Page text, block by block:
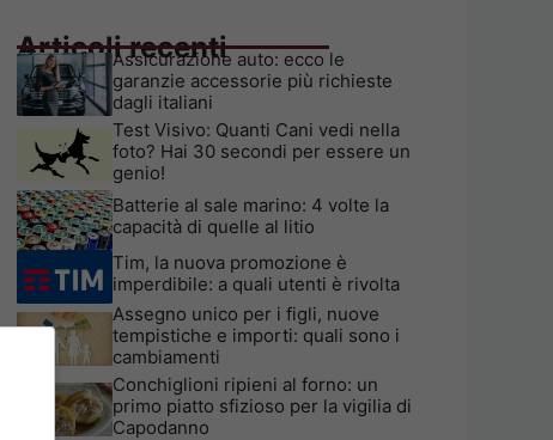
Articoli recenti
Assicurazione auto: ecco le
garanzie accessorie più richieste
dagli italiani
Test Visivo: Quanti Cani vedi nella
foto? Hai 30 secondi per essere un
genio!
Batterie al sale marino: 4 volte la
capacità di quelle al litio
Tim, la nuova promozione è
imperdibile: a quali utenti è rivolta
Assegno unico per i figli, nuove
tempistiche e importi: quali sono i
cambiamenti
Conchiglioni ripieni al forno: un
primo piatto sfizioso per la vigilia di
Capodanno